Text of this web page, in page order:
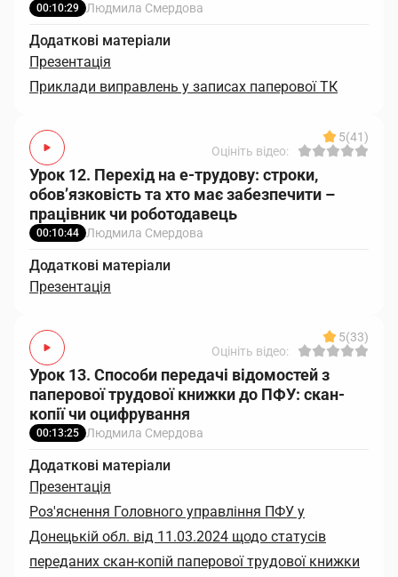
00:10:29 Людмила Смердова
Додаткові матеріали
Презентація
Приклади виправлень у записах паперової ТК
5(41)
Оцініть відео:
Урок 12. Перехід на е-трудову: строки,
обов’язковість та хто має забезпечити –
працівник чи роботодавець
00:10:44 Людмила Смердова
Додаткові матеріали
Презентація
5(33)
Оцініть відео:
Урок 13. Способи передачі відомостей з
паперової трудової книжки до ПФУ: скан-
копії чи оцифрування
00:13:25 Людмила Смердова
Додаткові матеріали
Презентація
Роз'яснення Головного управління ПФУ у
Донецькій обл. від 11.03.2024 щодо статусів
переданих скан-копій паперової трудової книжки